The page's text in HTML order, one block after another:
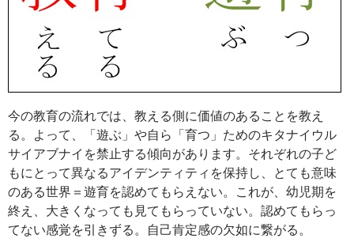
今の教育の流れでは、教える側に価値のあることを教え
る。よって、「遊ぶ」や自ら「育つ」ためのキタナイウル
サイアブナイを禁止する傾向があります。それぞれの子ど
もにとって異なるアイデンティティを保持し、とても意味
のある世界＝遊育を認めてもらえない。これが、幼児期を
終え、大きくなっても見てもらっていない。認めてもらっ
てない感覚を引きずる。自己肯定感の欠如に繋がる。